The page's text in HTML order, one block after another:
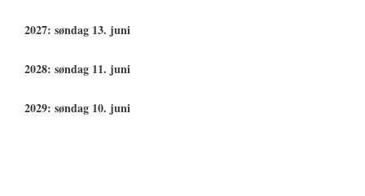
2027: søndag 13. juni
2028: søndag 11. juni
2029: søndag 10. juni